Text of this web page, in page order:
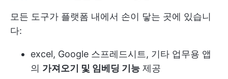
모든 도구가 플랫폼 내에서 손이 닿는 곳에 있습니
다:
excel, Google 스프레드시트, 기타 업무용 앱
의 가져오기 및 임베딩 기능 제공